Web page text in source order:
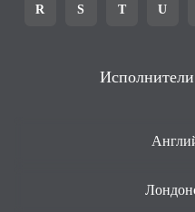
R S T U
Исполнители